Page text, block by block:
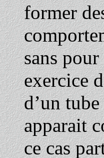
former
sans
exercice
d’un
apparait
ce cas